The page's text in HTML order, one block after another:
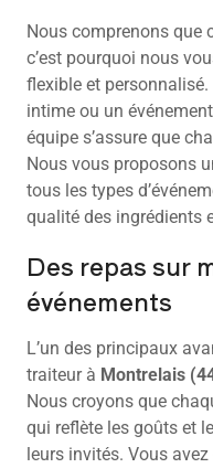
Nous comprenons que
c’est pourquoi nous
flexible et
intime ou un
équipe s’assure que
Nous vous proposons
tous les types
qualité des ingrédients
Des repas sur
événements
L’un des principaux
traiteur à Montrelais
Nous croyons que
qui reflète les goûts et
leurs invités. Vous